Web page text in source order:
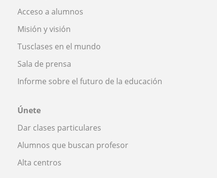
Acceso a alumnos
Misión y visión
Tusclases en el mundo
Sala de prensa
Informe sobre el futuro de la educación
Únete
Dar clases particulares
Alumnos que buscan profesor
Alta centros